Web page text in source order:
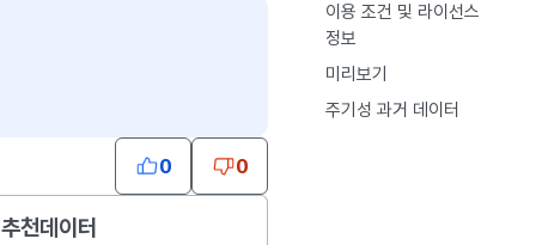
0 0
추천데이터
이용 조건 및 라이선스
정보
미리보기
주기성 과거 데이터